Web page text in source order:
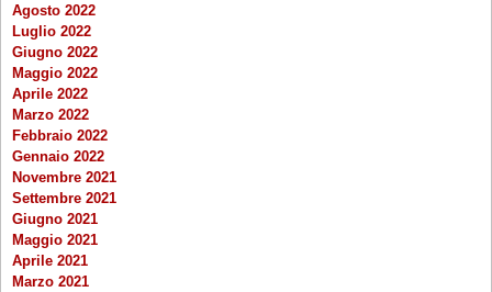
Agosto 2022
Luglio 2022
Giugno 2022
Maggio 2022
Aprile 2022
Marzo 2022
Febbraio 2022
Gennaio 2022
Novembre 2021
Settembre 2021
Giugno 2021
Maggio 2021
Aprile 2021
Marzo 2021